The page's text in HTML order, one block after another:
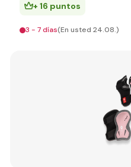
+ 16 puntos
3 - 7 días(En usted 24.08.)